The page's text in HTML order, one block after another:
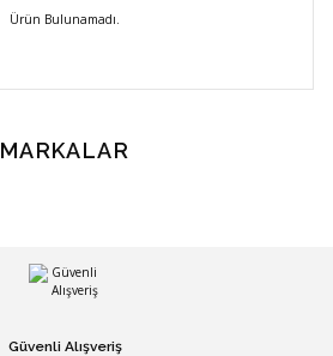
Ürün Bulunamadı.
MARKALAR
Güvenli Alışveriş